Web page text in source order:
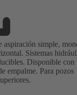
aspiración simple,
Sistemas
Disponible con
empalme. Para pozos